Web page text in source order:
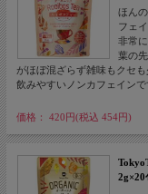
ほん
フェ
非常
葉の
がほぼ混ざらず雑味もクセ
飲みやすいノンカフェインで
価格： 420円(税込 454円)
2g×20